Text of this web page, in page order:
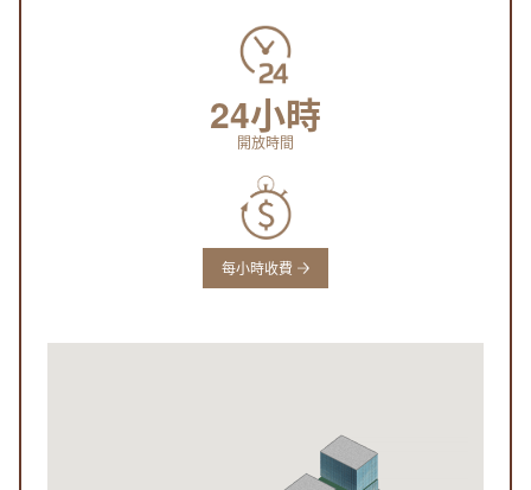
24小時
開放時間
每小時收費